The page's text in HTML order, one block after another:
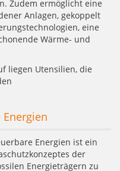
Zudem ermöglicht eine
Anlagen, gekoppelt
eine
Wärme- und
Energien ist ein
der
Energieträgern zu